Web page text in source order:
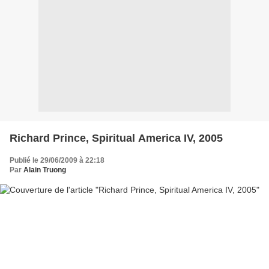
Richard Prince, Spiritual America IV, 2005
Publié le 29/06/2009 à 22:18
Par Alain Truong